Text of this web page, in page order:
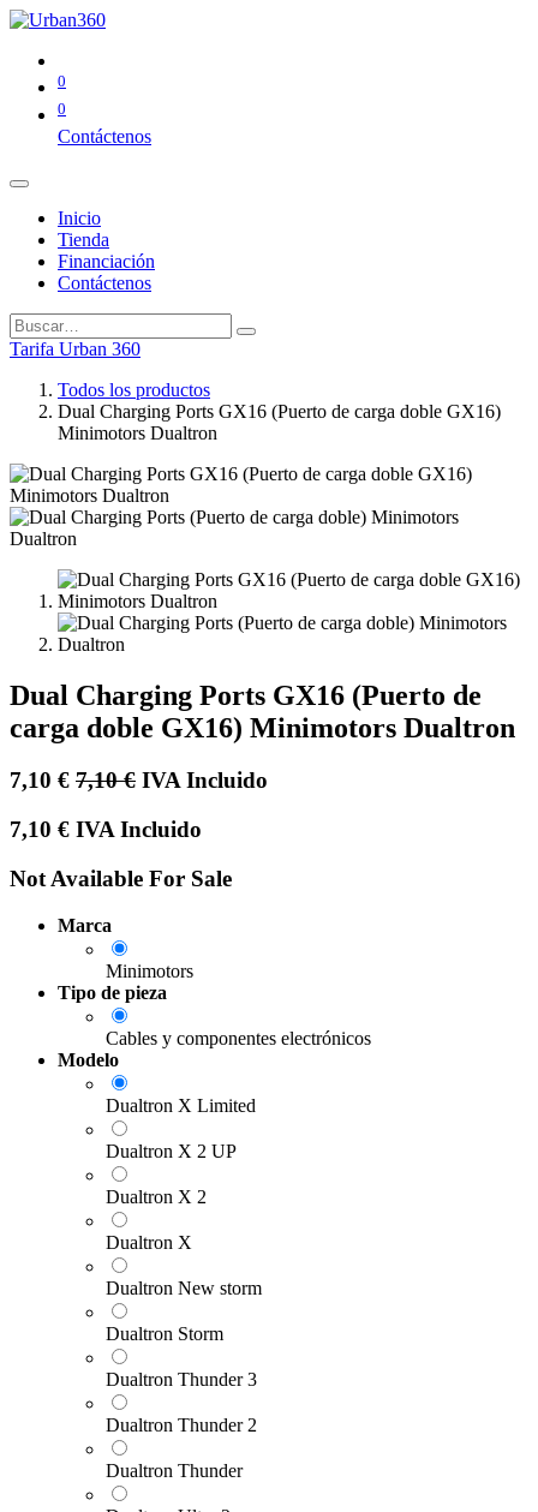
0
0
Contáctenos
Inicio
Tienda
Financiación
Contáctenos
Tarifa Urban 360
Todos los productos
Dual Charging Ports GX16 (Puerto de carga doble GX16)
Minimotors Dualtron
Dual Charging Ports GX16 (Puerto de
carga doble GX16) Minimotors Dualtron
7,10 € 7,10€ IVA Incluido
7,10 € IVA Incluido
Not Available For Sale
Marca
Minimotors
Tipo de pieza
Cables y componentes electrónicos
Modelo
Dualtron X Limited
Dualtron X 2 UP
Dualtron X 2
Dualtron X
Dualtron New storm
Dualtron Storm
Dualtron Thunder 3
Dualtron Thunder 2
Dualtron Thunder